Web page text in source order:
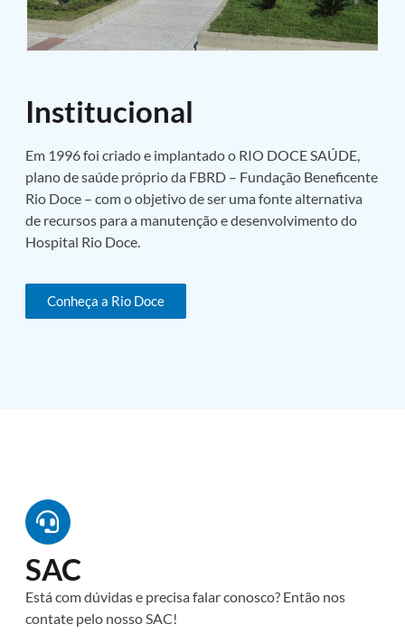
Institucional
Em 1996 foi criado e implantado o RIO DOCE SAÚDE,
plano de saúde próprio da FBRD – Fundação Beneficente
Rio Doce – com o objetivo de ser uma fonte alternativa
de recursos para a manutenção e desenvolvimento do
Hospital Rio Doce.
Conheça a Rio Doce
SAC
Está com dúvidas e precisa falar conosco? Então nos
contate pelo nosso SAC!